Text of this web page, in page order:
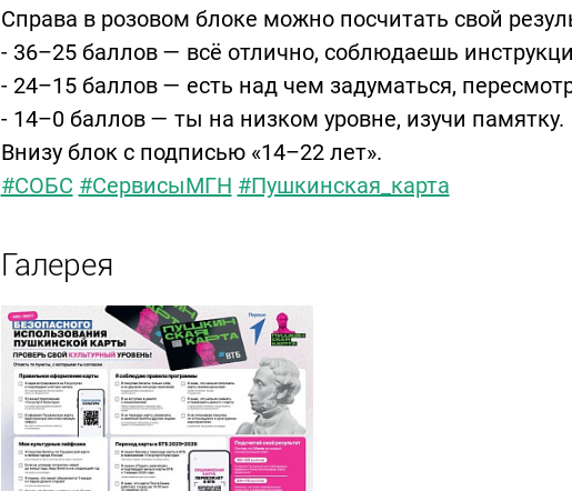
Справа в розовом блоке можно посчитать свой
- 36–25 баллов — всё отлично, соблюдаешь
- 24–15 баллов — есть над чем задуматься,
- 14–0 баллов — ты на низком уровне, изучи памятку.
Внизу блок с подписью «14–22 лет».
#СОБС #СервисыМГН #Пушкинская_карта
Галерея